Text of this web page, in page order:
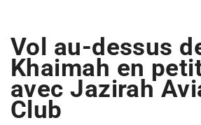
Vol au-dessus
Khaimah en
avec Jazirah
Club